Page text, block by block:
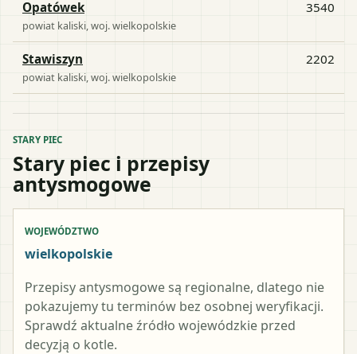
Opatówek
powiat kaliski , woj.wielkopolskie
3540
Stawiszyn
powiat kaliski , woj.wielkopolskie
2202
STARY PIEC
Stary piec i przepisy
antysmogowe
WOJEWÓDZTWO
wielkopolskie
Przepisy antysmogowe są regionalne, dlatego nie
pokazujemy tu terminów bez osobnej weryfikacji.
Sprawdź aktualne źródło wojewódzkie przed
decyzją o kotle.